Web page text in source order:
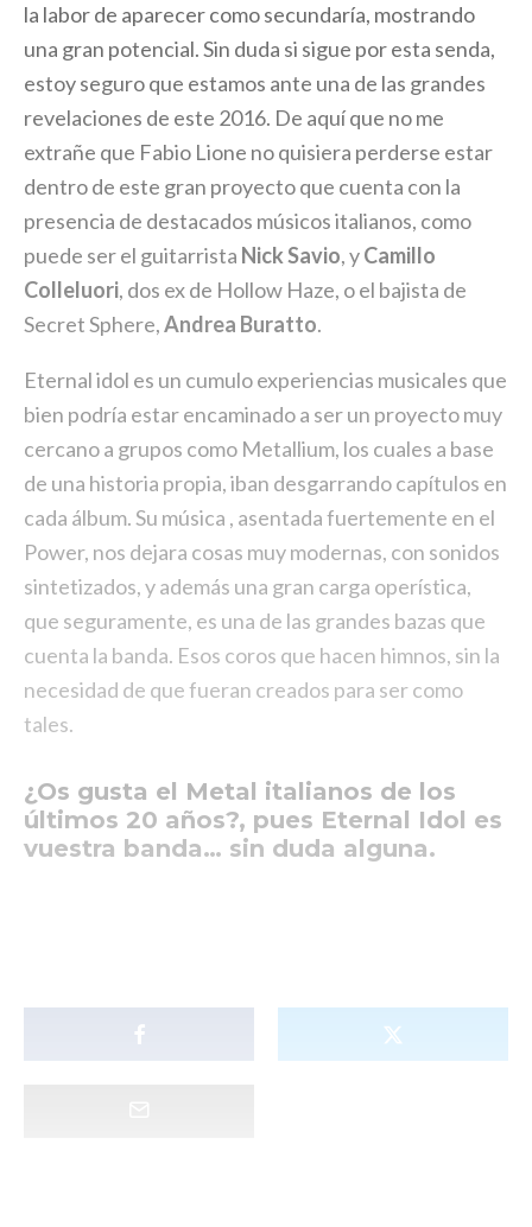
la labor de aparecer como secundaría, mostrando
una gran potencial. Sin duda si sigue por esta senda,
estoy seguro que estamos ante una de las grandes
revelaciones de este 2016. De aquí que no me
extrañe que Fabio Lione no quisiera perderse estar
dentro de este gran proyecto que cuenta con la
presencia de destacados músicos italianos, como
puede ser el guitarrista Nick Savio, yCamillo
Colleluori, dos ex de Hollow Haze, o el bajista de
Secret Sphere,Andrea Buratto.
Eternal idol es un cumulo experiencias musicales que
bien podría estar encaminado a ser un proyecto muy
cercano a grupos como Metallium, los cuales a base
de una historia propia, iban desgarrando capítulos en
cada álbum. Su música , asentada fuertemente en el
Power, nos dejara cosas muy modernas, con sonidos
sintetizados, y además una gran carga operística,
que seguramente, es una de las grandes bazas que
cuenta la banda. Esos coros que hacen himnos, sin la
necesidad de que fueran creados para ser como
tales.
¿Os gusta el Metal italianos de los
últimos 20 años?, pues Eternal Idol es
vuestra banda… sin duda alguna.